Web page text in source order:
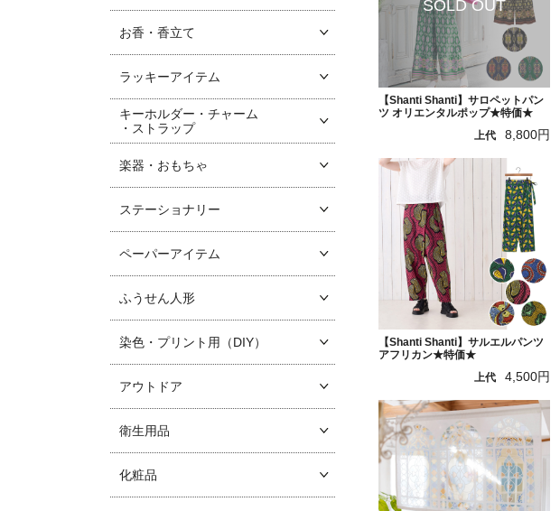
【Shanti Shanti】サロペットパン
ツ オリエンタルポップ★特価★
上代
8,800円
【Shanti Shanti】サルエルパンツ
アフリカン★特価★
上代
4,500円
お香・香立て
ラッキーアイテム
キーホルダー・チャーム
・ストラップ
楽器・おもちゃ
ステーショナリー
ペーパーアイテム
ふうせん人形
染色・プリント用（DIY）
アウトドア
衛生用品
化粧品